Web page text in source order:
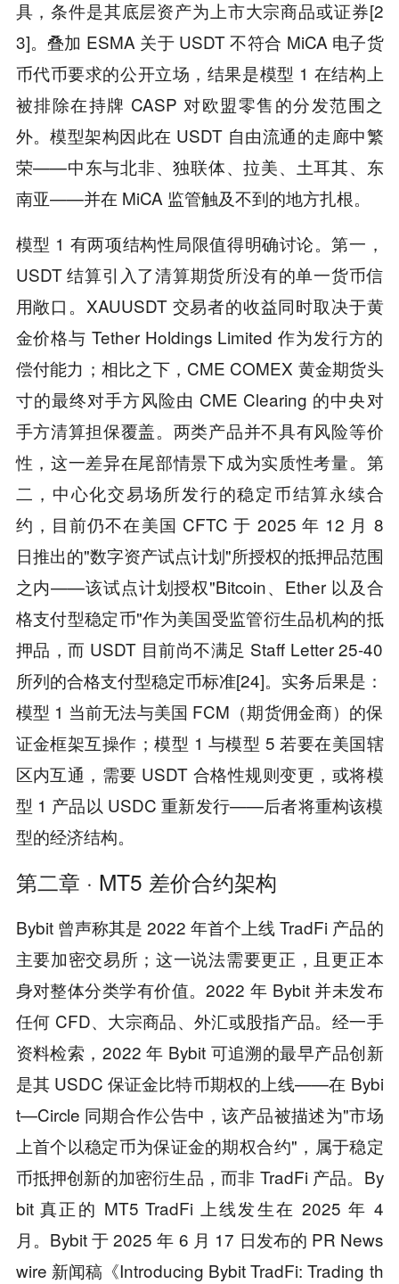
具，条件是其底层资产为上市大宗商品或证券[2
3]。叠加 ESMA 关于 USDT 不符合 MiCA 电子货
币代币要求的公开立场，结果是模型 1 在结构上
被排除在持牌 CASP 对欧盟零售的分发范围之
外。模型架构因此在 USDT 自由流通的走廊中繁
荣——中东与北非、独联体、拉美、土耳其、东
南亚——并在 MiCA 监管触及不到的地方扎根。
模型 1 有两项结构性局限值得明确讨论。第一，
USDT 结算引入了清算期货所没有的单一货币信
用敞口。XAUUSDT 交易者的收益同时取决于黄
金价格与 Tether Holdings Limited 作为发行方的
偿付能力；相比之下，CME COMEX 黄金期货头
寸的最终对手方风险由 CME Clearing 的中央对
手方清算担保覆盖。两类产品并不具有风险等价
性，这一差异在尾部情景下成为实质性考量。第
二，中心化交易场所发行的稳定币结算永续合
约，目前仍不在美国 CFTC 于 2025 年 12 月 8
日推出的"数字资产试点计划"所授权的抵押品范围
之内——该试点计划授权"Bitcoin、Ether 以及合
格支付型稳定币"作为美国受监管衍生品机构的抵
押品，而 USDT 目前尚不满足 Staff Letter 25-40
所列的合格支付型稳定币标准[24]。实务后果是：
模型 1 当前无法与美国 FCM（期货佣金商）的保
证金框架互操作；模型 1 与模型 5 若要在美国辖
区内互通，需要 USDT 合格性规则变更，或将模
型 1 产品以 USDC 重新发行——后者将重构该模
型的经济结构。
第二章 · MT5 差价合约架构
Bybit 曾声称其是 2022 年首个上线 TradFi 产品的
主要加密交易所；这一说法需要更正，且更正本
身对整体分类学有价值。2022 年 Bybit 并未发布
任何 CFD、大宗商品、外汇或股指产品。经一手
资料检索，2022 年 Bybit 可追溯的最早产品创新
是其 USDC 保证金比特币期权的上线——在 Bybi
t—Circle 同期合作公告中，该产品被描述为"市场
上首个以稳定币为保证金的期权合约"，属于稳定
币抵押创新的加密衍生品，而非 TradFi 产品。By
bit 真正的 MT5 TradFi 上线发生在 2025 年 4
月。Bybit 于 2025 年 6 月 17 日发布的 PR News
wire 新闻稿《Introducing Bybit TradFi: Trading th